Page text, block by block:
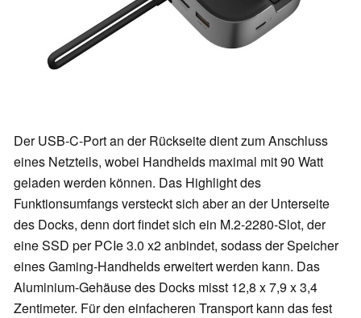
Der USB-C-Port an der Rückseite dient zum Anschluss
eines Netzteils, wobei Handhelds maximal mit 90 Watt
geladen werden können. Das Highlight des
Funktionsumfangs versteckt sich aber an der Unterseite
des Docks, denn dort findet sich ein M.2-2280-Slot, der
eine SSD per PCIe 3.0 x2 anbindet, sodass der Speicher
eines Gaming-Handhelds erweitert werden kann. Das
Aluminium-Gehäuse des Docks misst 12,8 x 7,9 x 3,4
Zentimeter. Für den einfacheren Transport kann das fest